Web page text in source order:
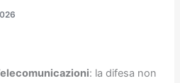
: la difesa non